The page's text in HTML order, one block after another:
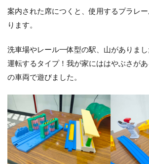
案内された席につくと、使用するプラレ
ります。
洗車場やレール一体型の駅、山がありま
運転するタイプ！我が家にははやぶさが
の車両で遊びました。